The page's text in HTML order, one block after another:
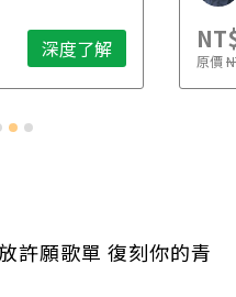
深度了解 原價
許願歌單 復刻你的青